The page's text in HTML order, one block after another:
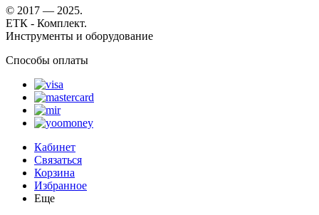
© 2017 — 2025.
ЕТК - Комплект.
Инструменты и оборудование
Способы оплаты
Кабинет
Связаться
Корзина
Избранное
Еще